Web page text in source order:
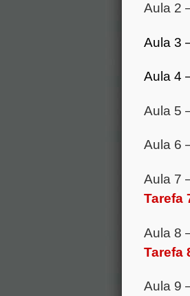
Aula 2
Aula 3
Aula 4
Aula 5
Aula 6
Aula 7
Tarefa
Aula 8
Tarefa
Aula 9